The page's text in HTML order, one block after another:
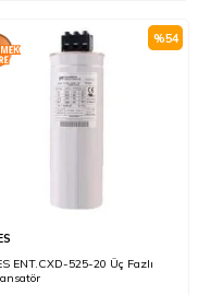
%54
ENT.CXD-525-20 Üç Fazlı